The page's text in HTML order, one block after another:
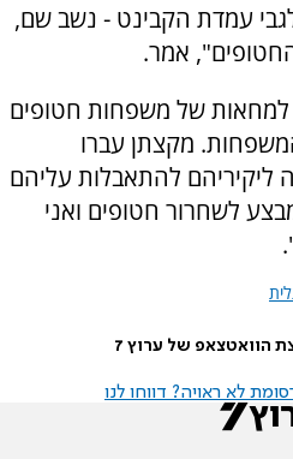
עמדת הקבינט - נשב שם,
אמר.
למחאות של משפחות חטופים
מקצתן עברו
להתאבלות עליהם
לשחרור חטופים ואני
הוואטצאפ של ערוץ 7
לא ראויה? דווחו לנו